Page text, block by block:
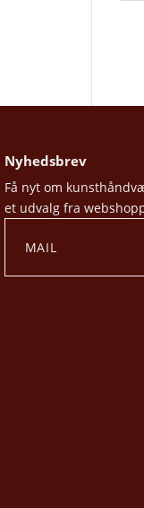
Nyhedsbrev
Få nyt om
et udvalg fra